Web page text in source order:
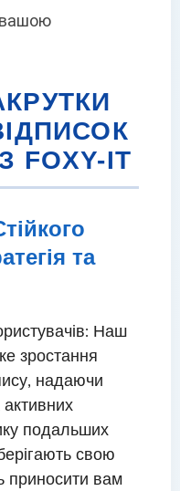
вашою
FOXY-IT
та
Наш
зростання
надаючи
подальших
свою
приносити вам